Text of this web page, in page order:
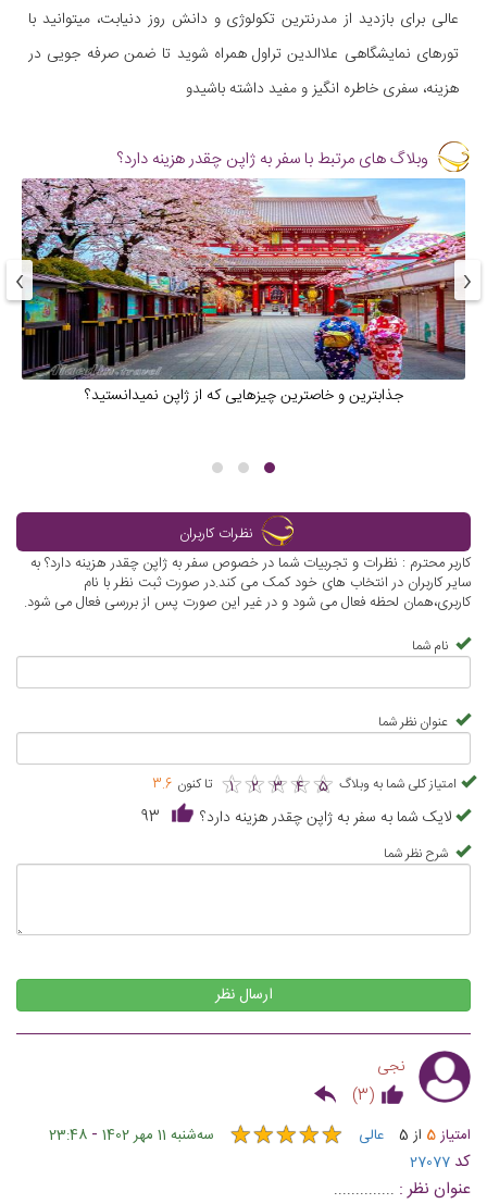
عالی برای بازدید از مدرنترین تکولوژی و دانش روز دنیابت، میتوانید با
تورهای نمایشگاهی علاالدین تراول همراه شوید تا ضمن صرفه جویی در
هزینه، سفری خاطره انگیز و مفید داشته باشیدو
وبلاگ های مرتبط با سفر به ژاپن چقدر هزینه دارد؟
جذابترین و خاصترین چیزهایی که از ژاپن نمیدانستید؟
‹
›
نظرات کاربران
کاربر محترم : نظرات و تجربیات شما در خصوص سفر به ژاپن چقدر هزینه دارد؟ به
سایر کاربران در انتخاب های خود کمک می کند.در صورت ثبت نظر با نام
کاربری،همان لحظه فعال می شود و در غیر این صورت پس از بررسی فعال می شود.
نام شما
عنوان نظر شما
امتیاز کلی شما به وبلاگ ★
1 ★
2 ★
3 ★
4 ★
5
★★★★★ تا کنون 3.6
لایک شما به سفر به ژاپن چقدر هزینه دارد؟ 93
شرح نظر شما
ارسال نظر
نجی
(
3
)
امتیاز5 از 5 عالی ★★★★★
★★★★★ ﺳﻪشنبه 11 مهر 1402 -
23:48
کد 27077
عنوان نظر : ..............